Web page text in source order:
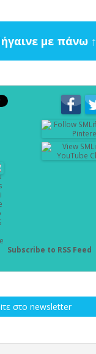
με πάνω ↑
Subscribe to RSS Feed
στο newsletter